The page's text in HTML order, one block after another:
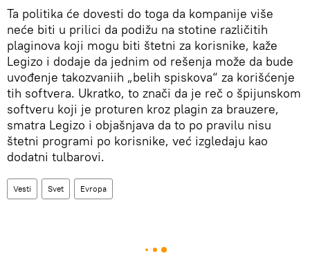
Ta politika će dovesti do toga da kompanije više
neće biti u prilici da podižu na stotine različitih
plaginova koji mogu biti štetni za korisnike, kaže
Legizo i dodaje da jednim od rešenja može da bude
uvođenje takozvaniih „belih spiskova“ za korišćenje
tih softvera. Ukratko, to znači da je reč o špijunskom
softveru koji je proturen kroz plagin za brauzere,
smatra Legizo i objašnjava da to po pravilu nisu
štetni programi po korisnike, već izgledaju kao
dodatni tulbarovi.
Vesti Svet Evropa